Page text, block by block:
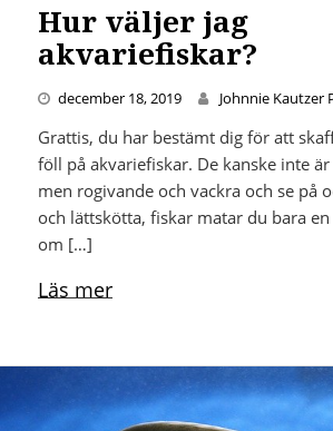
Hur väljer jag
akvariefiskar?
december 18, 2019 Johnnie Kautzer
Grattis, du har bestämt dig för att
föll på akvariefiskar. De kanske inte
men rogivande och vackra och se på
och lättskötta, fiskar matar du bara
om […]